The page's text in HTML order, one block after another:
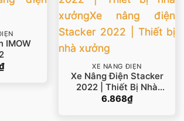
IMOW
XE NÂNG ĐIỆN
Xe Nâng Điện Stacker
2022 | Thiết Bị Nhà
Xưởng
6.868₫